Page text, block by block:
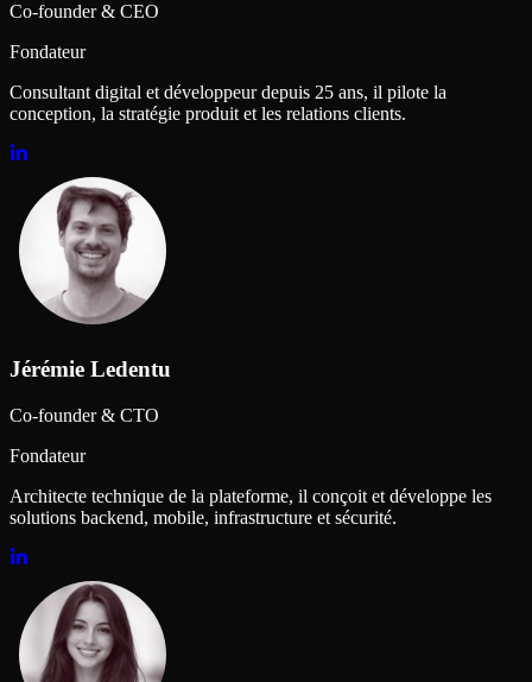
Co-founder & CEO
Fondateur
Consultant digital et développeur depuis 25 ans, il pilote la
conception, la stratégie produit et les relations clients.
Jérémie Ledentu
Co-founder & CTO
Fondateur
Architecte technique de la plateforme, il conçoit et développe les
solutions backend, mobile, infrastructure et sécurité.